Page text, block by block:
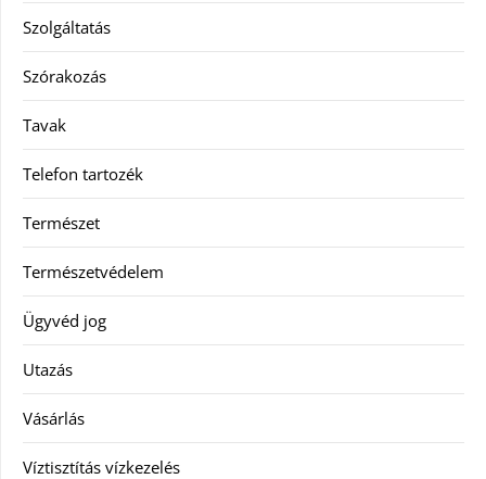
Szolgáltatás
Szórakozás
Tavak
Telefon tartozék
Természet
Természetvédelem
Ügyvéd jog
Utazás
Vásárlás
Víztisztítás vízkezelés